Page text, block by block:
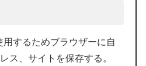
するためブラウザーに自
ス、サイトを保存する。